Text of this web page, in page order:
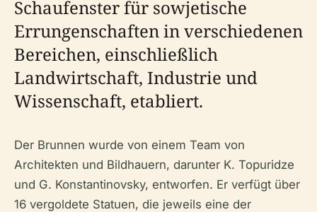
Schaufenster für sowjetische
Errungenschaften in verschiedenen
Bereichen, einschließlich
Landwirtschaft, Industrie und
Wissenschaft, etabliert.
Der Brunnen wurde von einem Team von
Architekten und Bildhauern, darunter K. Topuridze
und G. Konstantinovsky, entworfen. Er verfügt über
16 vergoldete Statuen, die jeweils eine der